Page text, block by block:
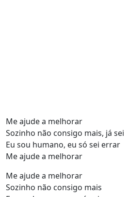
Me ajude a melhorar
Sozinho não consigo mais, já sei
Eu sou humano, eu só sei errar
Me ajude a melhorar
Me ajude a melhorar
Sozinho não consigo mais